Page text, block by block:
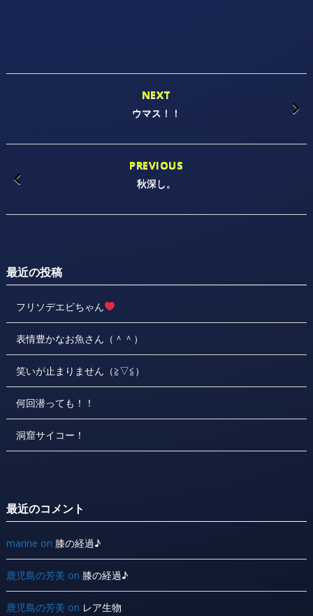
NEXT
ウマス！！
PREVIOUS
秋深し。
最近の投稿
フリソデエビちゃん
表情豊かなお魚さん（＾＾）
笑いが止まりません（≧▽≦）
何回潜っても！！
洞窟サイコー！
最近のコメント
marine on 膝の経過♪
鹿児島の芳美 on 膝の経過♪
鹿児島の芳美 on レア生物